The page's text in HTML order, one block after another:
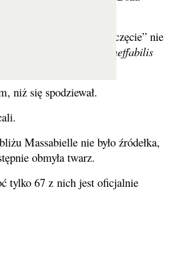
czasie „Niepokalane Poczęcie” nie
apostolskiej
Ineffabilis
niż się spodziewał.
Massabielle nie było źródełka,
obmyła twarz.
tylko 67 z nich jest oficjalnie